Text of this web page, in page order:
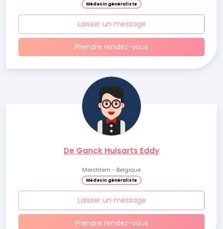
Médecin généraliste
Laisser un message
Prendre rendez-vous
De Ganck Huisarts Eddy
Merchtem - Belgique
Médecin généraliste
Laisser un message
Prendre rendez-vous